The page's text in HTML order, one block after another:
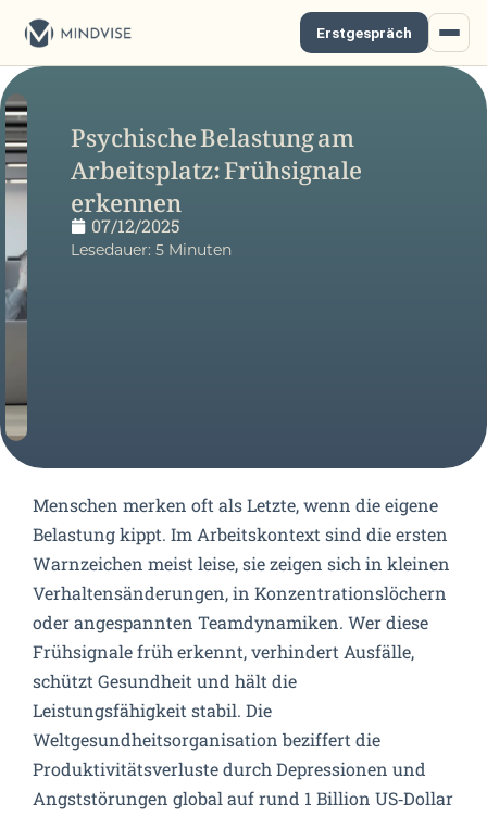
Erstgespräch
Psychische Belastung am
Arbeitsplatz: Frühsignale
erkennen
07/12/2025
Lesedauer: 5 Minuten
Menschen merken oft als Letzte, wenn die eigene
Belastung kippt. Im Arbeitskontext sind die ersten
Warnzeichen meist leise, sie zeigen sich in kleinen
Verhaltensänderungen, in Konzentrationslöchern
oder angespannten Teamdynamiken. Wer diese
Frühsignale früh erkennt, verhindert Ausfälle,
schützt Gesundheit und hält die
Leistungsfähigkeit stabil. Die
Weltgesundheitsorganisation beziffert die
Produktivitätsverluste durch Depressionen und
Angststörungen global auf rund 1 Billion US‑Dollar